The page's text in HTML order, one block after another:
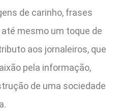
de carinho, frases
mesmo um toque de
aos jornaleiros, que
pela informação,
de uma sociedade